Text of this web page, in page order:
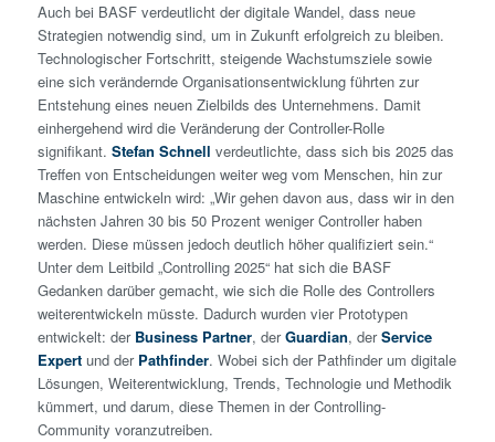
Auch bei BASF verdeutlicht der digitale Wandel, dass neue
Strategien notwendig sind, um in Zukunft erfolgreich zu bleiben.
Technologischer Fortschritt, steigende Wachstumsziele sowie
eine sich verändernde Organisationsentwicklung führten zur
Entstehung eines neuen Zielbilds des Unternehmens. Damit
einhergehend wird die Veränderung der Controller-Rolle
signifikant. Stefan Schnell verdeutlichte, dass sich bis 2025 das
Treffen von Entscheidungen weiter weg vom Menschen, hin zur
Maschine entwickeln wird: „Wir gehen davon aus, dass wir in den
nächsten Jahren 30 bis 50 Prozent weniger Controller haben
werden. Diese müssen jedoch deutlich höher qualifiziert sein.“
Unter dem Leitbild „Controlling 2025“ hat sich die BASF
Gedanken darüber gemacht, wie sich die Rolle des Controllers
weiterentwickeln müsste. Dadurch wurden vier Prototypen
entwickelt: der Business Partner, derGuardian, derService
Expertund der Pathfinder. Wobei sich der Pathfinder um digitale
Lösungen, Weiterentwicklung, Trends, Technologie und Methodik
kümmert, und darum, diese Themen in der Controlling-
Community voranzutreiben.